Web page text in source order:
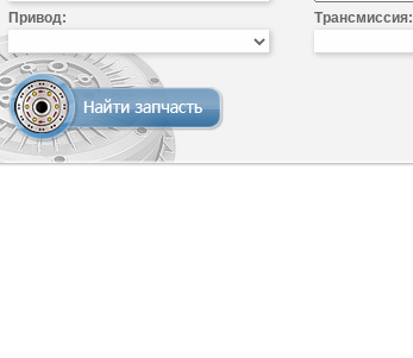
Привод: Трансмиссия: